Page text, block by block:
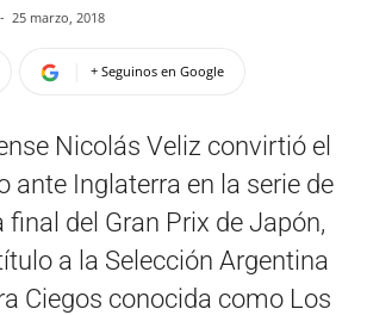
- 25 marzo, 2018
+ Seguinos en Google
Nicolás Veliz convirtió el
ante Inglaterra en la serie de
final del Gran Prix de Japón,
a la Selección Argentina
Ciegos conocida como Los